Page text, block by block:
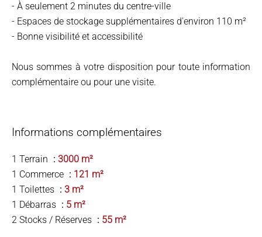
- À seulement 2 minutes du centre-ville
- Espaces de stockage supplémentaires d'environ 110 m²
- Bonne visibilité et accessibilité
Nous sommes à votre disposition pour toute information
complémentaire ou pour une visite.
Informations complémentaires
1 Terrain
3000 m²
1 Commerce
121 m²
1 Toilettes
3 m²
1 Débarras
5 m²
2 Stocks / Réserves
55 m²